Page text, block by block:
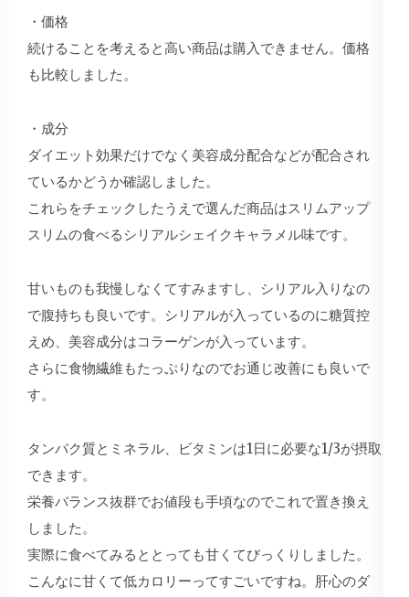
・価格
続けることを考えると高い商品は購入できません。価格
も比較しました。
・成分
ダイエット効果だけでなく美容成分配合などが配合され
ているかどうか確認しました。
これらをチェックしたうえで選んだ商品はスリムアップ
スリムの食べるシリアルシェイクキャラメル味です。
甘いものも我慢しなくてすみますし、シリアル入りなの
で腹持ちも良いです。シリアルが入っているのに糖質控
えめ、美容成分はコラーゲンが入っています。
さらに食物繊維もたっぷりなのでお通じ改善にも良いで
す。
タンパク質とミネラル、ビタミンは1日に必要な1/3が摂取
できます。
栄養バランス抜群でお値段も手頃なのでこれで置き換え
しました。
実際に食べてみるととっても甘くてびっくりしました。
こんなに甘くて低カロリーってすごいですね。肝心のダ